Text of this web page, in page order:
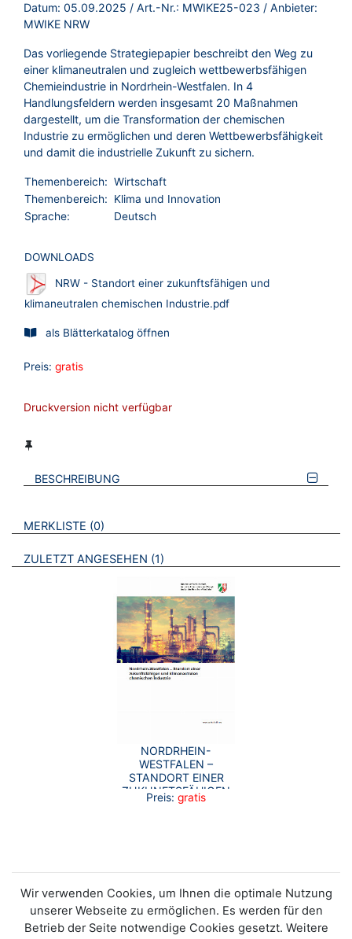
Datum: 05.09.2025 / Art.-Nr.: MWIKE25-023 / Anbieter:
MWIKE NRW
Das vorliegende Strategiepapier beschreibt den Weg zu
einer klimaneutralen und zugleich wettbewerbsfähigen
Chemieindustrie in Nordrhein-Westfalen. In 4
Handlungsfeldern werden insgesamt 20 Maßnahmen
dargestellt, um die Transformation der chemischen
Industrie zu ermöglichen und deren Wettbewerbsfähigkeit
und damit die industrielle Zukunft zu sichern.
Themenbereich: Wirtschaft
Themenbereich:
Klima und Innovation
Sprache:
Deutsch
DOWNLOADS
NRW - Standort einer zukunftsfähigen und
klimaneutralen chemischen Industrie.pdf
als Blätterkatalog öffnen
Preis: gratis
Druckversion nicht verfügbar
BESCHREIBUNG
VERWEISE AUF VERMERKTE- ODER ZULETZT ANGESEHENE
MERKLISTE 0 BROSCHÜREN
ZULETZT ANGESEHEN 1 BROSCHÜREN
NORDRHEIN-
WESTFALEN –
STANDORT EINER
ZUKUNFTSFÄHIGEN
UND
Preis: gratis
Wir verwenden Cookies, um Ihnen die optimale Nutzung
unserer Webseite zu ermöglichen. Es werden für den
Betrieb der Seite notwendige Cookies gesetzt. Weitere